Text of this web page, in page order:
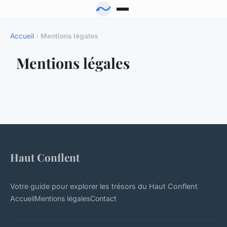
Accueil › Mentions légales
Mentions légales
Haut Conflent
Votre guide pour explorer les trésors du Haut Conflent
AccueilMentions légalesContact